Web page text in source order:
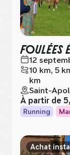
FOULÉES
12
10 km, 5
km
Saint-
À partir de
Running
Achat